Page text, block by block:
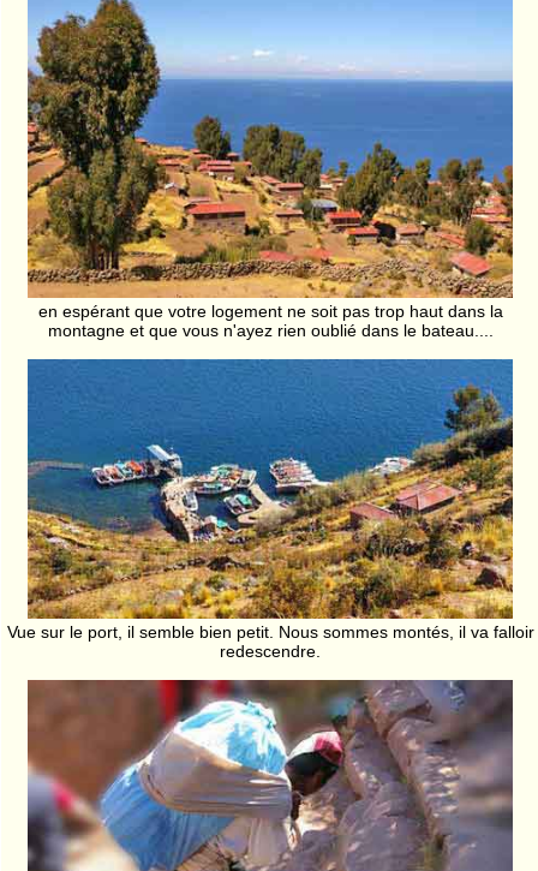
en espérant que votre logement ne soit pas trop haut dans la
montagne et que vous n'ayez rien oublié dans le bateau....
Vue sur le port, il semble bien petit. Nous sommes montés, il va falloir
redescendre.